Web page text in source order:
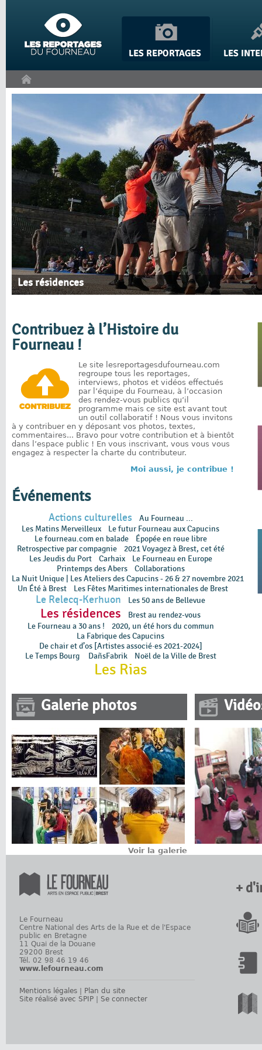
Les résidences
Contribuez à l’Histoire du
Fourneau !
Le site lesreportagesdufourneau.com
regroupe tous les reportages,
interviews, photos et vidéos effectués
par l’équipe du Fourneau, à l’occasion
des rendez-vous publics qu’il
programme mais ce site est avant tout
un outil collaboratif ! Nous vous invitons
à y contribuer en y déposant vos photos, textes,
commentaires... Bravo pour votre contribution et à bientôt
dans l’espace public ! En vous inscrivant, vous vous vous
engagez à respecter la charte du contributeur.
Moi aussi, je contribue !
Événements
Actions culturelles
Au Fourneau ...
Les Matins Merveilleux
Le futur Fourneau aux Capucins
Le fourneau.com en balade
Épopée en rɵue libre
Retrospective par compagnie
2021 Voyagez à Brest, cet été
Les Jeudis du Port
Carhaix
Le Fourneau en Europe
Printemps des Abers
Collaborations
La Nuit Unique | Les Ateliers des Capucins - 26 & 27 novembre 2021
Un Été à Brest
Les Fêtes Maritimes internationales de Brest
Le Relecq-Kerhuon Les 50 ans de Bellevue
Les résidences
Brest au rendez-vous
Le Fourneau a 30 ans !
2020, un été hors du commun
La Fabrique des Capucins
De chair et d’os [Artistes associé·es 2021-2024]
Le Temps Bourg
DañsFabrik Noël de la Ville de Brest
Les Rias
Galerie photos
Voir la galerie
Le Fourneau
Centre National des Arts de la Rue et de l'Espace
public en Bretagne
11 Quai de la Douane
29200 Brest
Tél. 02 98 46 19 46
www.lefourneau.com
Mentions légales
Plan du site
Site réalisé avec SPIP
Se connecter
+